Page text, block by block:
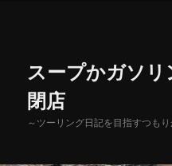
スープかガソ
閉店
～ツーリング日記を目指すつも